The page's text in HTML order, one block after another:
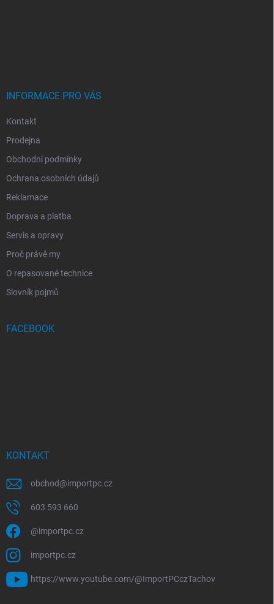
INFORMACE PRO VÁS
Kontakt
Prodejna
Obchodní podmínky
Ochrana osobních údajů
Reklamace
Doprava a platba
Servis a opravy
Proč právě my
O repasované technice
Slovník pojmů
FACEBOOK
KONTAKT
obchod@importpc.cz
603 593 660
@importpc.cz
importpc.cz
https://www.youtube.com/@ImportPCczTachov